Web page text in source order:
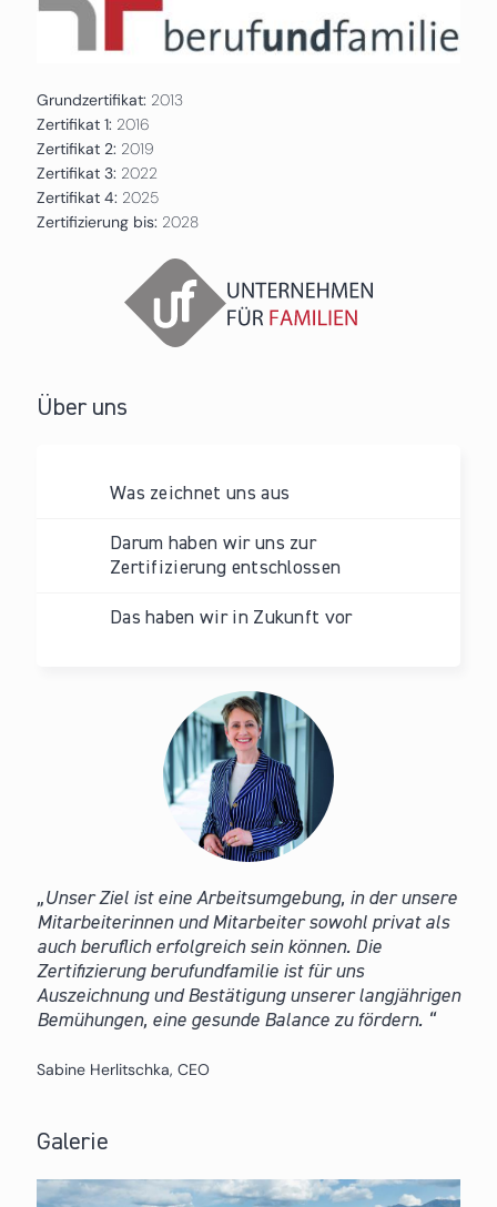
Grundzertifikat: 2013
Zertifikat 1: 2016
Zertifikat 2: 2019
Zertifikat 3: 2022
Zertifikat 4: 2025
Zertifizierung bis: 2028
Über uns
Was zeichnet uns aus
Darum haben wir uns zur
Zertifizierung entschlossen
Das haben wir in Zukunft vor
Unser Ziel ist eine Arbeitsumgebung, in der unsere
Mitarbeiterinnen und Mitarbeiter sowohl privat als
auch beruflich erfolgreich sein können. Die
Zertifizierung berufundfamilie ist für uns
Auszeichnung und Bestätigung unserer langjährigen
Bemühungen, eine gesunde Balance zu fördern.
Sabine Herlitschka, CEO
Galerie